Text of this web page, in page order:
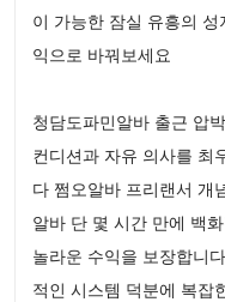
이 가능한 잠실 유흥의
익으로 바꿔보세요
청담도파민알바 출근 압
컨디션과 자유 의사를 최
다 쩜오알바 프리랜서 개
알바 단 몇 시간 만에 백
놀라운 수익을 보장합니
적인 시스템 덕분에 복잡